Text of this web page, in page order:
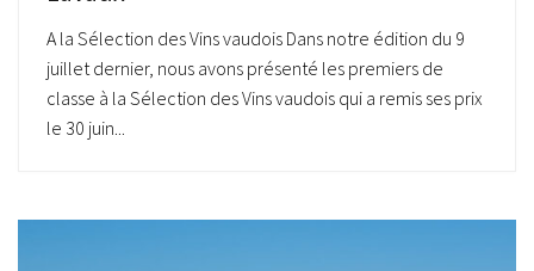
A la Sélection des Vins vaudois Dans notre édition du 9
juillet dernier, nous avons présenté les premiers de
classe à la Sélection des Vins vaudois qui a remis ses prix
le 30 juin...